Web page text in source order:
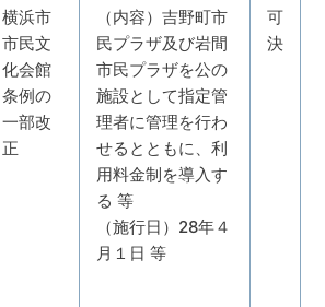
横浜市
市民文
化会館
条例の
一部改
正
（内容）吉野町市
民プラザ及び岩間
市民プラザを公の
施設として指定管
理者に管理を行わ
せるとともに、利
用料金制を導入す
る 等
（施行日）28年４
月１日 等
可
決